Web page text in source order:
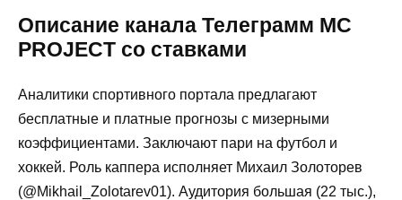
Описание канала Телеграмм MC
PROJECT со ставками
Аналитики спортивного портала предлагают
бесплатные и платные прогнозы с мизерными
коэффициентами. Заключают пари на футбол и
хоккей. Роль каппера исполняет Михаил Золоторев
(@Mikhail_Zolotarev01). Аудитория большая (22 тыс.),